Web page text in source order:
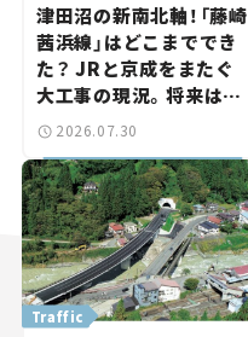
津田沼の新南北軸！「藤崎
茜浜線」はどこまででき
た？ JRと京成をまたぐ
大工事の現況。将来は
「習志野～鎌ケ谷」を最短
直結【いま気になる道路
計画】
2026.07.30
Traffic